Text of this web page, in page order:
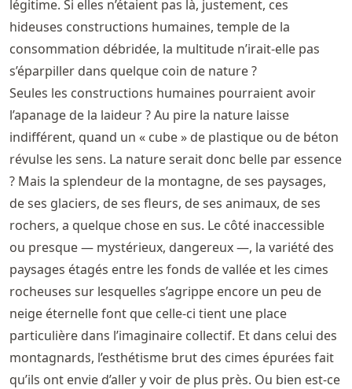
légitime. Si elles n’étaient pas là, justement, ces
hideuses constructions humaines, temple de la
consommation débridée, la multitude n’irait-elle pas
s’éparpiller dans quelque coin de nature ?
Seules les constructions humaines pourraient avoir
l’apanage de la laideur ? Au pire la nature laisse
indifférent, quand un « cube » de plastique ou de béton
révulse les sens. La nature serait donc belle par essence
? Mais la splendeur de la montagne, de ses paysages,
de ses glaciers, de ses fleurs, de ses animaux, de ses
rochers, a quelque chose en sus. Le côté inaccessible
ou presque — mystérieux, dangereux —, la variété des
paysages étagés entre les fonds de vallée et les cimes
rocheuses sur lesquelles s’agrippe encore un peu de
neige éternelle font que celle-ci tient une place
particulière dans l’imaginaire collectif. Et dans celui des
montagnards, l’esthétisme brut des cimes épurées fait
qu’ils ont envie d’aller y voir de plus près. Ou bien est-ce